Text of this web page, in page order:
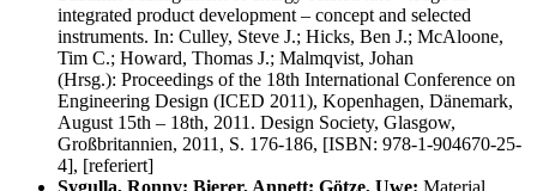
integrated product development – concept and selected
instruments. In: Culley, Steve J.; Hicks, Ben J.; McAloone,
Tim C.; Howard, Thomas J.; Malmqvist, Johan
(Hrsg.): Proceedings of the 18th International Conference on
Engineering Design (ICED 2011), Kopenhagen, Dänemark,
August 15th – 18th, 2011. Design Society, Glasgow,
Großbritannien, 2011, S. 176-186, [ISBN: 978-1-904670-25-
4], [referiert]